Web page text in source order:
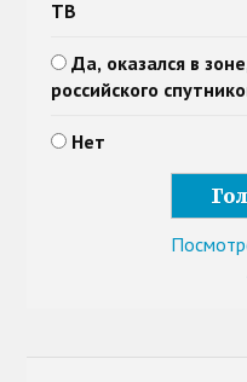
ТВ
Да, оказался в
российского
Нет